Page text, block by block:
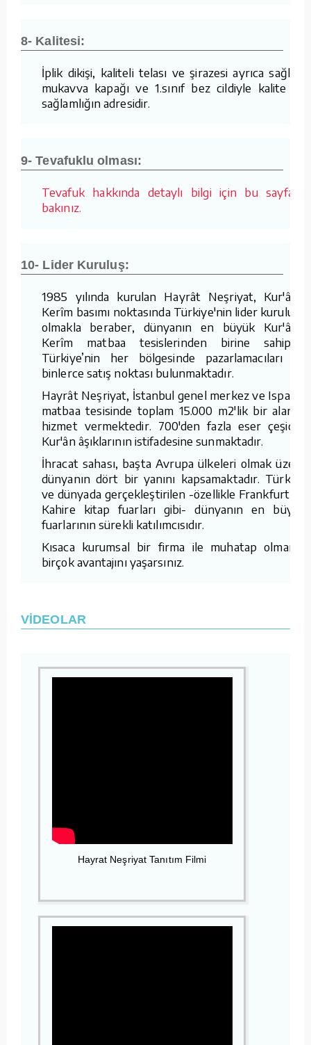
8- Kalitesi:
İplik dikişi, kaliteli telası ve şirazesi ayrıca sağlam
mukavva kapağı ve 1.sınıf bez cildiyle kalite ve
sağlamlığın adresidir.
9- Tevafuklu olması:
Tevafuk hakkında detaylı bilgi için bu sayfaya
bakınız.
10- Lider Kuruluş:
1985 yılında kurulan Hayrât Neşriyat, Kur'ân-ı
Kerîm basımı noktasında Türkiye'nin lider kuruluşu
olmakla beraber, dünyanın en büyük Kur'ân-ı
Kerîm matbaa tesislerinden birine sahiptir.
Türkiye’nin her bölgesinde pazarlamacıları ve
binlerce satış noktası bulunmaktadır.
Hayrât Neşriyat, İstanbul genel merkez ve Isparta
matbaa tesisinde toplam 15.000 m2'lik bir alanda
hizmet vermektedir. 700'den fazla eser çeşidini
Kur'ân âşıklarının istifadesine sunmaktadır.
İhracat sahası, başta Avrupa ülkeleri olmak üzere
dünyanın dört bir yanını kapsamaktadır. Türkiye
ve dünyada gerçekleştirilen -özellikle Frankfurt ve
Kahire kitap fuarları gibi- dünyanın en büyük
fuarlarının sürekli katılımcısıdır.
Kısaca kurumsal bir firma ile muhatap olmanın
birçok avantajını yaşarsınız.
VİDEOLAR
Hayrat Neşriyat Tanıtım Filmi